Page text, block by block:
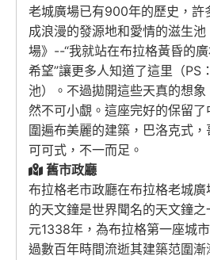
老城廣場已有900年的歷史，許
成浪漫的發源地和愛情的滋生
場》--“我就站在布拉格黃昏的
希望”讓更多人知道了這里（PS
池）。不過拋開這些天真的想
然不可小覷。這座完好的保留了
圍遍布美麗的建築，巴洛克式
可可式，不一而足。
舊市政廳
布拉格老市政廳在布拉格老城
的天文鐘是世界聞名的天文鐘
元1338年，為布拉格第一座城
過數百年時間流逝其建築范圍